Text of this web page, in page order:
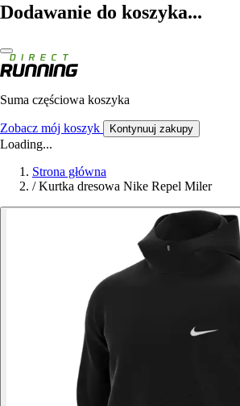
Dodawanie do koszyka...
Suma częściowa koszyka
Zobacz mój koszyk Kontynuuj zakupy
Loading...
Strona główna
/ Kurtka dresowa Nike Repel Miler